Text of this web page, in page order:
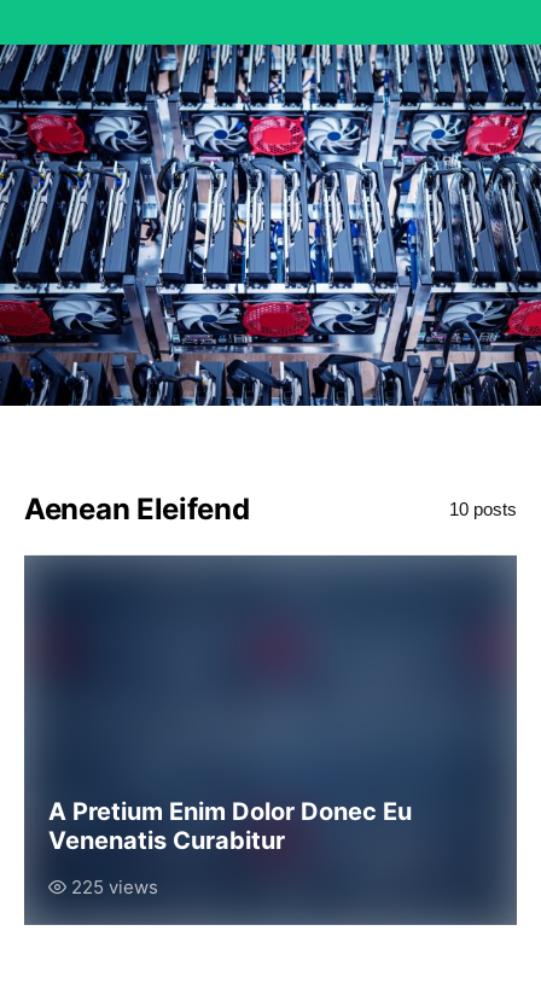
Aenean Eleifend 10 posts
A Pretium Enim Dolor Donec Eu
Venenatis Curabitur
225 views